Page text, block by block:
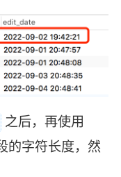
之后，再使用
的字符长度，然